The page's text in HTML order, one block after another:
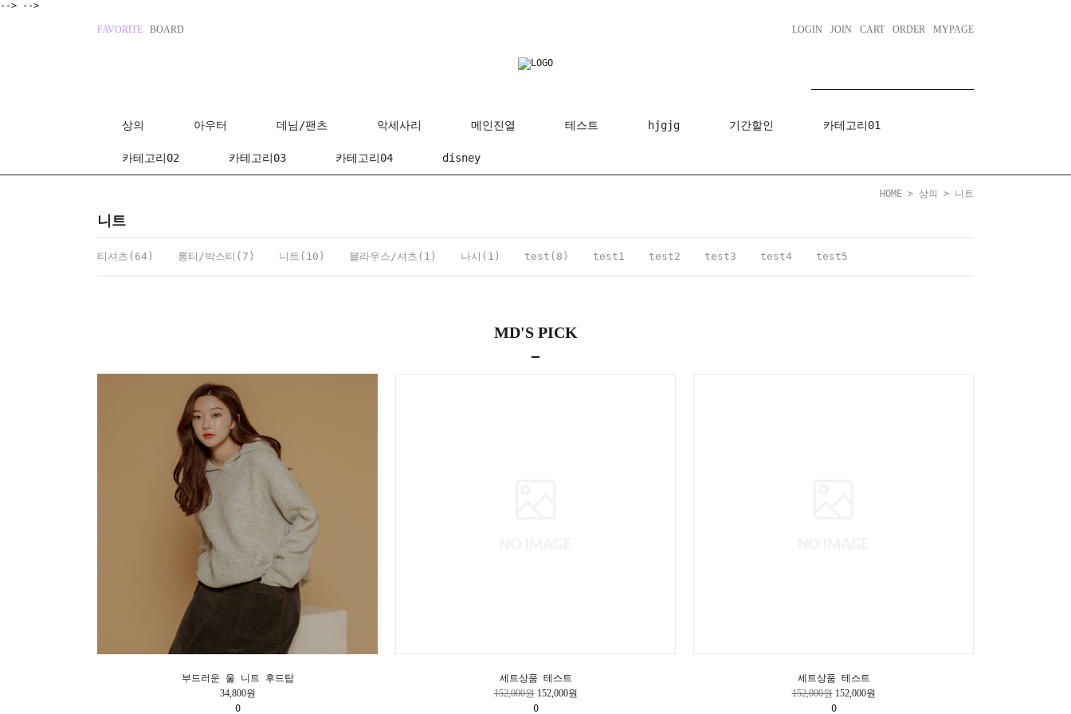
--> -->
FAVORITE BOARD LOGIN JOIN CART ORDER MYPAGE
상의 아우터 데님/팬츠 악세사리 메인진열 테스트 hjgjg 기간할인 카테고리01
카테고리02 카테고리03 카테고리04 disney
HOME > 상의 > 니트
니트
티셔츠(64) 롱티/박스티(7) 니트(10) 블라우스/셔츠(1) 나시(1) test(8) test1 test2 test3 test4 test5
MD'S PICK
부드러운 울 니트 후드탑
34,800원
0
세트상품 테스트
152,000원 152,000원
0
세트상품 테스트
152,000원 152,000원
0